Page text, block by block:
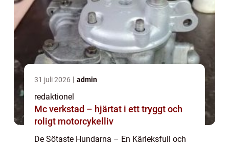
31 juli 2026 admin
redaktionel
Mc verkstad – hjärtat i ett tryggt och
roligt motorcykelliv
De Sötaste Hundarna – En Kärleksfull och